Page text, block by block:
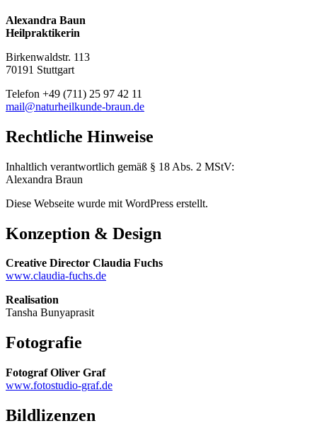
Alexandra Baun
Heilpraktikerin
Birkenwaldstr. 113
70191 Stuttgart
Telefon +49 (711) 25 97 42 11
mail@naturheilkunde-braun.de
Rechtliche Hinweise
Inhaltlich verantwortlich gemäß § 18 Abs. 2 MStV:
Alexandra Braun
Diese Webseite wurde mit WordPress erstellt.
Konzeption & Design
Creative Director Claudia Fuchs
www.claudia-fuchs.de
Realisation
Tansha Bunyaprasit
Fotografie
Fotograf Oliver Graf
www.fotostudio-graf.de
Bildlizenzen